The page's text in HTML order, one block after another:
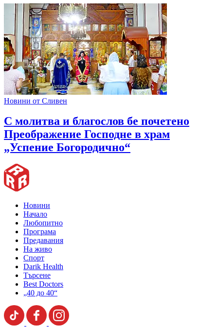
Новини от Сливен
С молитва и благослов бе почетено
Преображение Господне в храм
„Успение Богородично“
Новини
Начало
Любопитно
Програма
Предавания
На живо
Спорт
Darik Health
Търсене
Best Doctors
„40 до 40“